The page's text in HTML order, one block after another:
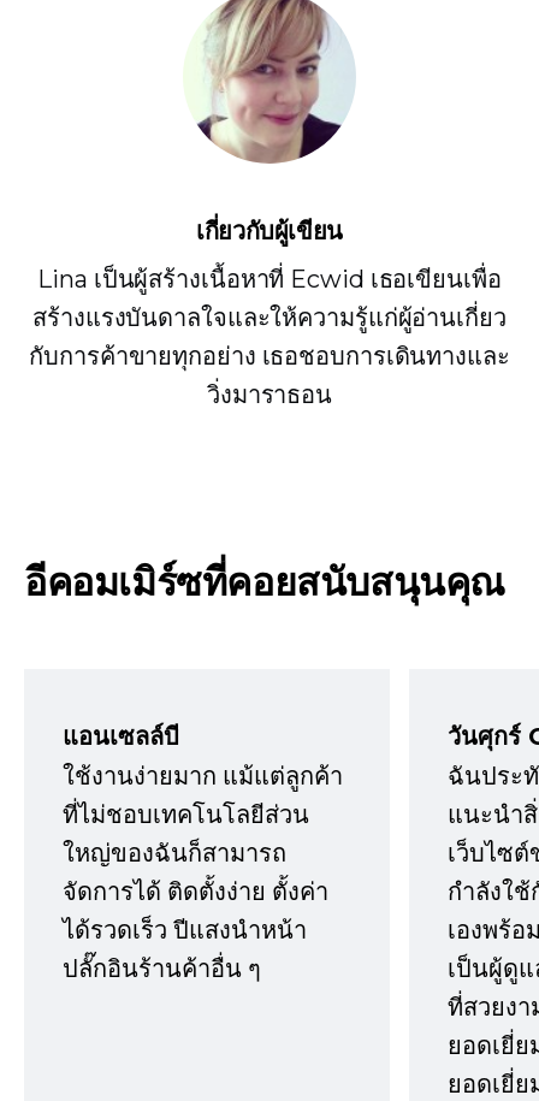
เกี่ยวกับผู้เขียน
Lina เป็นผู้สร้างเนื้อหาที่ Ecwid เธอเขียนเพื่อ
สร้างแรงบันดาลใจและให้ความรู้แก่ผู้อ่านเกี่ยว
กับการค้าขายทุกอย่าง เธอชอบการเดินทางและ
วิ่งมาราธอน
อีคอมเมิร์ซที่คอยสนับสนุนคุณ
แอนเซลล์บี
ใช้งานง่ายมาก แม้แต่ลูกค้า
ที่ไม่ชอบเทคโนโลยีส่วน
ใหญ่ของฉันก็สามารถ
จัดการได้ ติดตั้งง่าย ตั้งค่า
ได้รวดเร็ว ปีแสงนำหน้า
ปลั๊กอินร้านค้าอื่น ๆ
วันศุกร์
ฉันประ
แนะนำ
เว็บไซ
กำลังใ
เองพร้
เป็นผู้ดูแ
ที่สวยง
ยอดเยี่ย
ยอดเยี่